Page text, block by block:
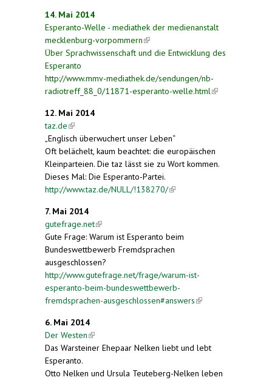
14. Mai 2014
Esperanto-Welle - mediathek der medienanstalt
mecklenburg-vorpommern(link is external)
Über Sprachwissenschaft und die Entwicklung des
Esperanto
http://www.mmv-mediathek.de/sendungen/nb-
radiotreff_88_0/11871-esperanto-welle.html (link is
12. Mai 2014
taz.de(link is external)
„Englisch überwuchert unser Leben“
Oft belächelt, kaum beachtet: die europäischen
Kleinparteien. Die taz lässt sie zu Wort kommen.
Dieses Mal: Die Esperanto-Partei.
http://www.taz.de/NULL/!138270/(link is external)
7. Mai 2014
gutefrage.net(link is external)
Gute Frage: Warum ist Esperanto beim
Bundeswettbewerb Fremdsprachen
ausgeschlossen?
http://www.gutefrage.net/frage/warum-ist-
esperanto-beim-bundeswettbewerb-
fremdsprachen-ausgeschlossen#answers(link is
6. Mai 2014
Der Westen(link is external)
Das Warsteiner Ehepaar Nelken liebt und lebt
Esperanto.
Otto Nelken und Ursula Teuteberg-Nelken leben